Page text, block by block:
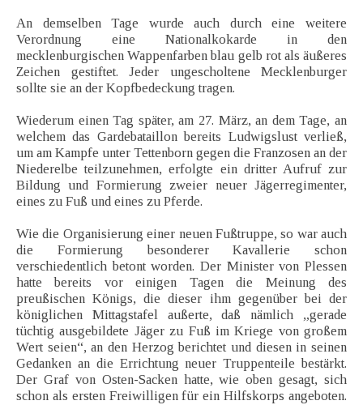
An demselben Tage wurde auch durch eine weitere
Verordnung eine Nationalkokarde in den
mecklenburgischen Wappenfarben blau gelb rot als äußeres
Zeichen gestiftet. Jeder ungescholtene Mecklenburger
sollte sie an der Kopfbedeckung tragen.
Wiederum einen Tag später, am 27. März, an dem Tage, an
welchem das Gardebataillon bereits Ludwigslust verließ,
um am Kampfe unter Tettenborn gegen die Franzosen an der
Niederelbe teilzunehmen, erfolgte ein dritter Aufruf zur
Bildung und Formierung zweier neuer Jägerregimenter,
eines zu Fuß und eines zu Pferde.
Wie die Organisierung einer neuen Fußtruppe, so war auch
die Formierung besonderer Kavallerie schon
verschiedentlich betont worden. Der Minister von Plessen
hatte bereits vor einigen Tagen die Meinung des
preußischen Königs, die dieser ihm gegenüber bei der
königlichen Mittagstafel außerte, daß nämlich „gerade
tüchtig ausgebildete Jäger zu Fuß im Kriege von großem
Wert seien“, an den Herzog berichtet und diesen in seinen
Gedanken an die Errichtung neuer Truppenteile bestärkt.
Der Graf von Osten-Sacken hatte, wie oben gesagt, sich
schon als ersten Freiwilligen für ein Hilfskorps angeboten.